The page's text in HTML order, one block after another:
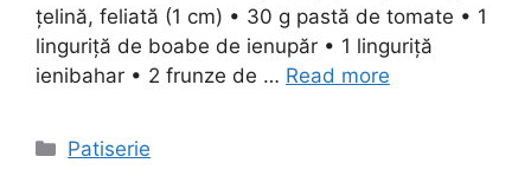
țelină, feliată (1 cm) • 30 g pastă de tomate • 1
linguriță de boabe de ienupăr • 1 linguriță
ienibahar • 2 frunze de … Read more
Categories
Patiserie